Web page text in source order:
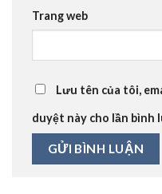
Trang web
Lưu tên của tôi,
duyệt này cho lần bình